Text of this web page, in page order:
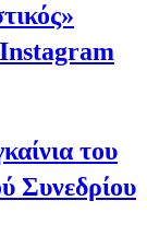
Instagram
του
Συνεδρίου